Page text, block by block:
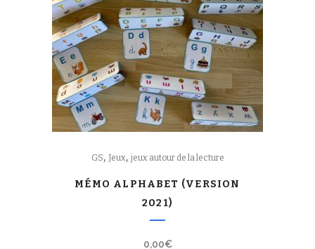
GS, Jeux, jeux autour de la lecture
MÉMO ALPHABET (VERSION
2021)
0,00€